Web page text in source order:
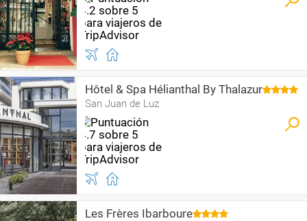
Hôtel & Spa Hélianthal By Thalazur
San Juan de Luz
Les Frères Ibarboure